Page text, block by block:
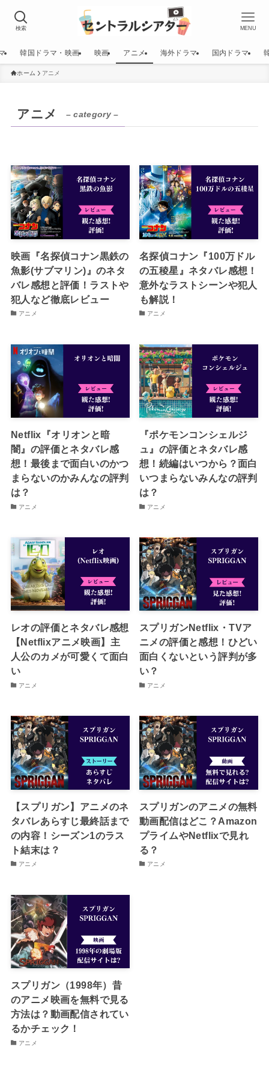
検索 MENU
韓国ドラマ・映画 映画 アニメ 海外ドラマ 国内ドラマ
ホーム アニメ
アニメ – category –
映画『名探偵コナン黒鉄の
魚影(サブマリン)』のネタ
バレ感想と評価！ラストや
犯人など徹底レビュー
アニメ
名探偵コナン『100万ドル
の五稜星』ネタバレ感想！
意外なラストシーンや犯人
も解説！
アニメ
Netflix『オリオンと暗
闇』の評価とネタバレ感
想！最後まで面白いのかつ
まらないのかみんなの評判
は？
アニメ
『ポケモンコンシェルジ
ュ』の評価とネタバレ感
想！続編はいつから？面白
いつまらないみんなの評判
は？
アニメ
レオの評価とネタバレ感想
【Netflixアニメ映画】主
人公のカメが可愛くて面白
い
アニメ
スプリガンNetflix・TVア
ニメの評価と感想！ひどい
面白くないという評判が多
い？
アニメ
【スプリガン】アニメのネ
タバレあらすじ最終話まで
の内容！シーズン1のラス
ト結末は？
アニメ
スプリガンのアニメの無料
動画配信はどこ？Amazon
プライムやNetflixで見れ
る？
アニメ
スプリガン（1998年）昔
のアニメ映画を無料で見る
方法は？動画配信されてい
るかチェック！
アニメ